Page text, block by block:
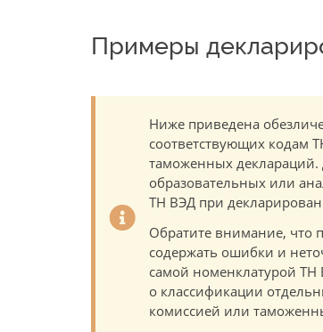
Примеры
Ниже приведена
соответствующих кодам
таможенных
образовательных или
ТН ВЭД при
Обратите внимание, что
содержать ошибки и
самой номенклатурой
о классификации
комиссией или